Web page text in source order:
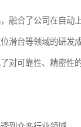
融合了公司在自动
滑台等领域的研发
对可靠性、精密性